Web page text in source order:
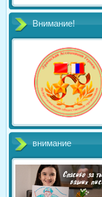
Внимание!
внимание